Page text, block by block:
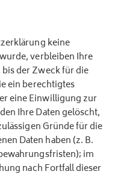
keine
verbleiben Ihre
der Zweck für die
ein berechtigtes
eine Einwilligung zur
Ihre Daten gelöscht,
Gründe für die
Daten haben (z. B.
im
nach Fortfall dieser